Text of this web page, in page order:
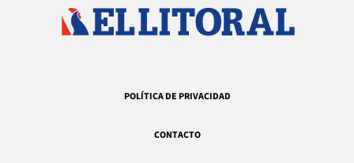
POLÍTICA DE PRIVACIDAD
CONTACTO